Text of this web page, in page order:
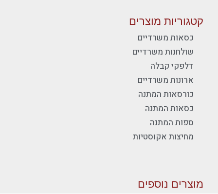
קטגוריות מוצרים
כסאות משרדיים
שולחנות משרדיים
דלפקי קבלה
ארונות משרדיים
כורסאות המתנה
כסאות המתנה
ספות המתנה
מחיצות אקוסטיות
מוצרים נוספים